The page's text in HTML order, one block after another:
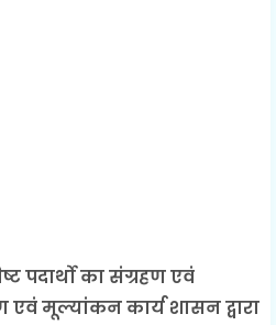
पदार्थो का संग्रहण एवं
एवं मूल्यांकन कार्य शासन द्वारा